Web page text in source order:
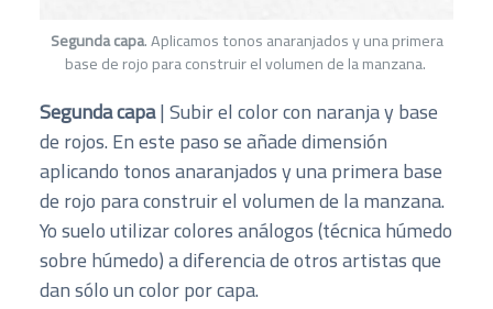
Segunda capa. Aplicamos tonos anaranjados y una primera
base de rojo para construir el volumen de la manzana.
Segunda capa| Subir el color con naranja y base
de rojos. En este paso se añade dimensión
aplicando tonos anaranjados y una primera base
de rojo para construir el volumen de la manzana.
Yo suelo utilizar colores análogos (técnica húmedo
sobre húmedo) a diferencia de otros artistas que
dan sólo un color por capa.